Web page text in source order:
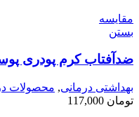
مقایسه
بستن
ضدآفتاب کرم پودری
بهداشتی درمانی, محصولات
تومان